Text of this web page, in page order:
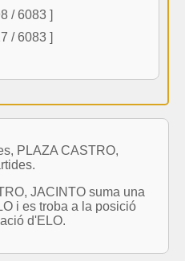
/ 6083 ]
/ 6083 ]
PLAZA CASTRO,
JACINTO suma una
i es troba a la posició
d'ELO.